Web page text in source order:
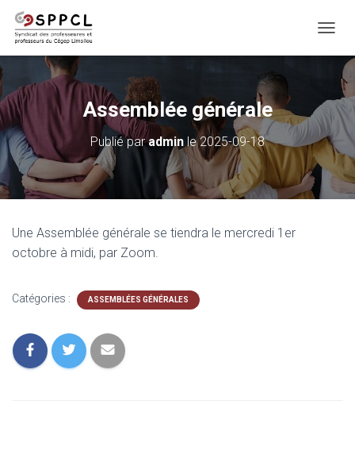
É
I
E
R
L
N
Assemblée générale
Publié paradmin le2025-09-18
Une Assemblée générale se tiendra le mercredi 1er
octobre à midi, par Zoom.
Catégories : ASSEMBLÉES GÉNÉRALES